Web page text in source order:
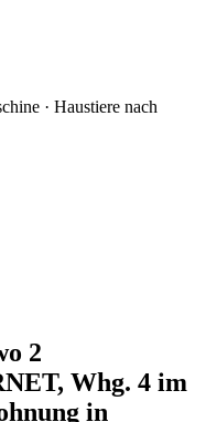
· Haustiere nach
2
Whg. 4 im
in